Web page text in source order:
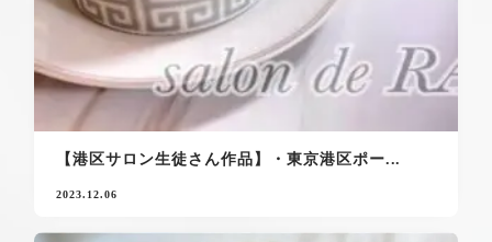
【港区サロン生徒さん作品】・東京港区ポー...
2023.12.06